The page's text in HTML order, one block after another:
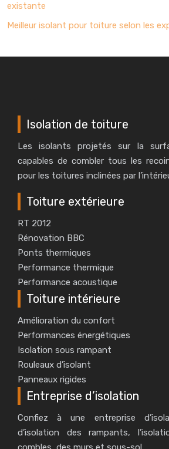
existante
Meilleur isolant pour toiture selon les
Isolation de toiture
Les isolants projetés sur la
capables de combler tous les
pour les toitures inclinées par
Toiture extérieure
RT 2012
Rénovation BBC
Ponts thermiques
Performance thermique
Performance acoustique
Toiture intérieure
Amélioration du confort
Performances énergétiques
Isolation sous rampant
Rouleaux d’isolant
Panneaux rigides
Entreprise d’isolation
Confiez à une entreprise
d’isolation des rampants,